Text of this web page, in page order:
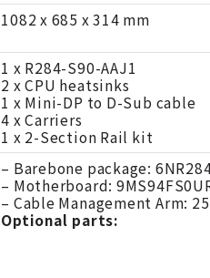
1082 x 685 x 314 mm
1 x R284-S90-AAJ1
2 x CPU heatsinks
1 x Mini-DP to D-Sub cable
4 x Carriers
1 x 2-Section Rail kit
– Barebone package:
– Motherboard:
– Cable Management Arm:
Optional parts: